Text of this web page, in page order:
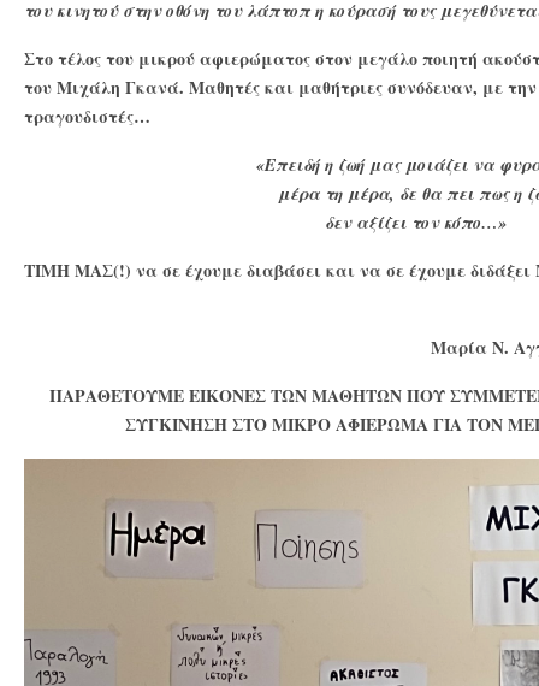
του κινητού στην οθόνη του λάπτοπ η κούρασή τους
Στο τέλος του μικρού αφιερώματος στον μεγάλο ποιητή
του Μιχάλη Γκανά. Μαθητές και μαθήτριες συνόδευαν, με την
τραγουδιστές…
«Επειδή η ζωή μας μοιάζει να
μέρα τη μέρα, δε θα πει πως η
δεν αξίζει τον κόπο…»
ΤΙΜΗ ΜΑΣ(!) να σε έχουμε διαβάσει και να σε έχουμε
Μαρία Ν.
ΠΑΡΑΘΕΤΟΥΜΕ ΕΙΚΟΝΕΣ ΤΩΝ ΜΑΘΗΤΩΝ ΠΟΥ
ΣΥΓΚΙΝΗΣΗ ΣΤΟ ΜΙΚΡΟ ΑΦΙΕΡΩΜΑ ΓΙΑ ΤΟΝ